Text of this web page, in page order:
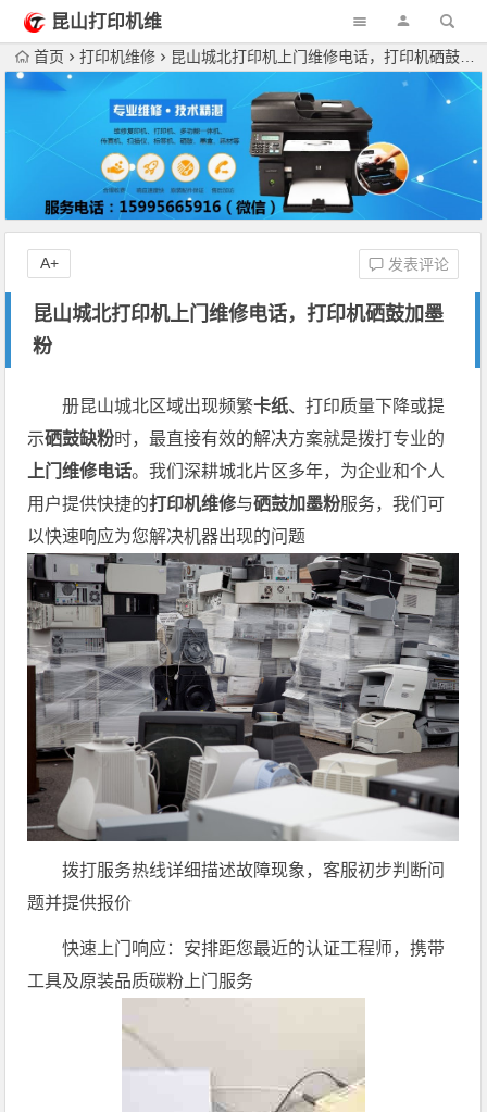
昆山打印机维
修首页 打印机维修 昆山城北打印机上门维修电话，打印机硒鼓加墨粉
昆山城北打印机上门维修电话，打印机硒鼓加墨
粉
发表评论
A+
册昆山城北区域出现频繁卡纸、打印质量下降或提
示硒鼓缺粉时，最直接有效的解决方案就是拨打专业的
上门维修电话。我们深耕城北片区多年，为企业和个人
用户提供快捷的打印机维修与硒鼓加墨粉服务，我们可
以快速响应为您解决机器出现的问题
拨打服务热线详细描述故障现象，客服初步判断问
题并提供报价
快速上门响应：安排距您最近的认证工程师，携带
工具及原装品质碳粉上门服务